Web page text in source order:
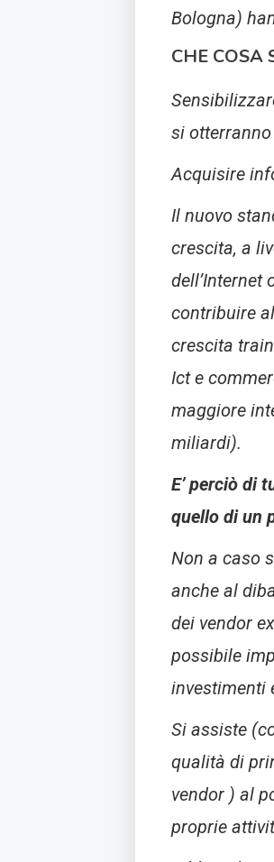
Bologna)
CHE COSA
si
Acquisire
Il nuovo
crescita, a
dell’Internet
contribuire
crescita
Ict e
maggiore
miliardi).
E’ perciò di
quello di un
Non a caso
anche al
dei vendor
possibile
investimenti
Si assiste
qualità di
vendor ) al
proprie